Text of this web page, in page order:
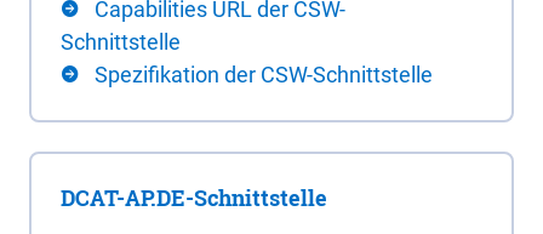
Capabilities URL der CSW-
Schnittstelle
Spezifikation der CSW-Schnittstelle
DCAT-AP.DE-Schnittstelle